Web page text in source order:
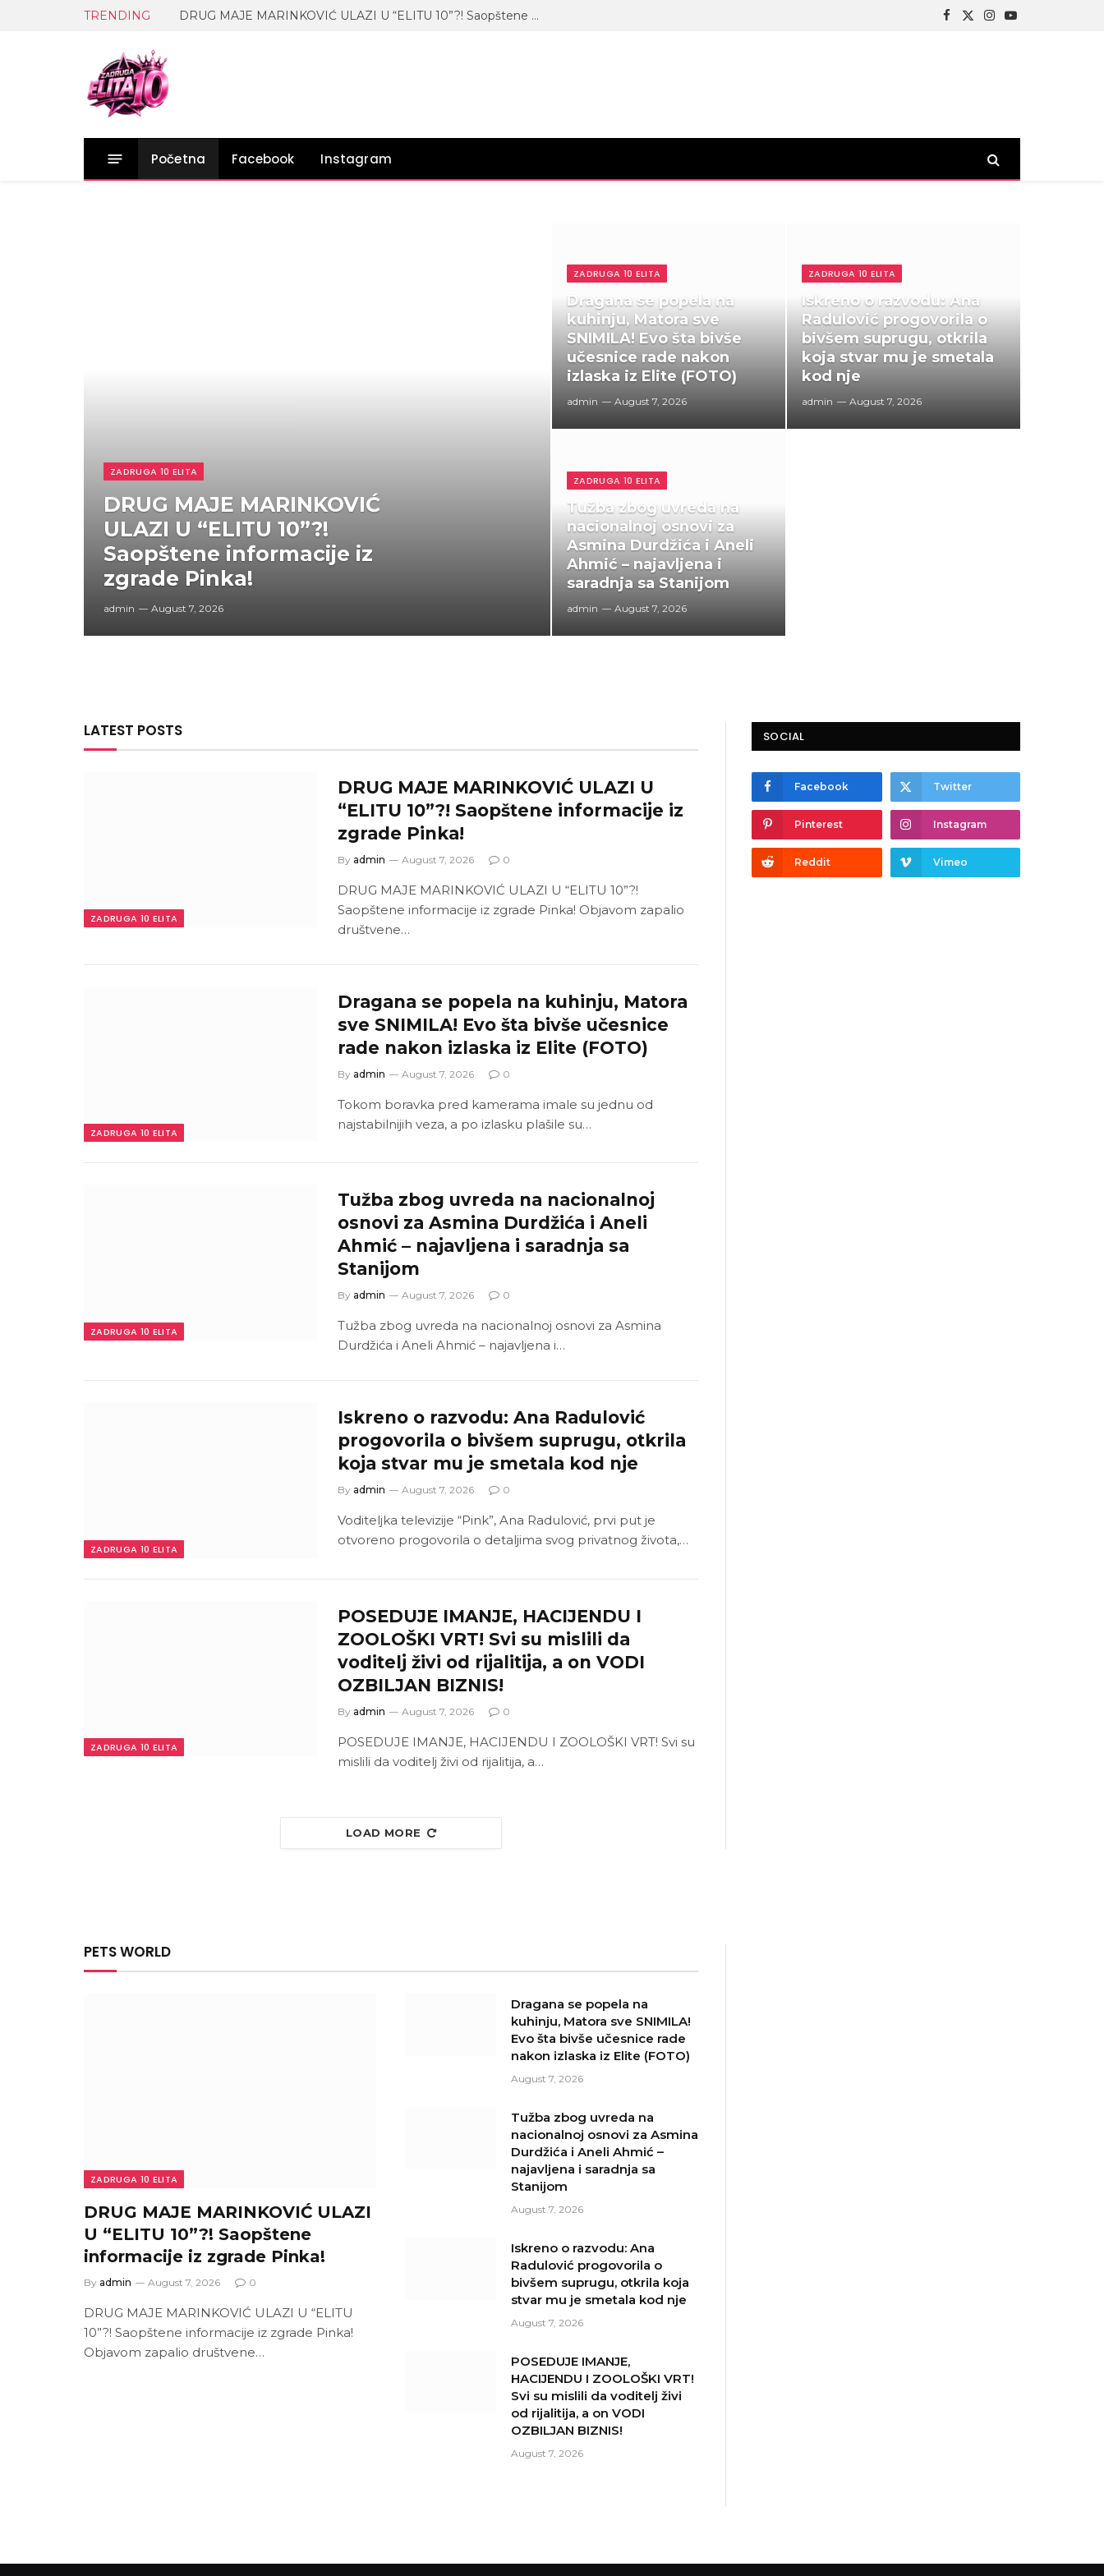
TRENDING DRUG MAJE MARINKOVIĆ ULAZI U “ELITU 10”?! Saopštene informacije iz zgrade Pinka! Facebook
X
Instagram
YouTube
Početna Facebook Instagram
ZADRUGA 10 ELITA
DRUG MAJE MARINKOVIĆ
ULAZI U “ELITU 10”?!
Saopštene informacije iz
zgrade Pinka!
admin August 7, 2026
ZADRUGA 10 ELITA
Dragana se popela na
kuhinju, Matora sve
SNIMILA! Evo šta bivše
učesnice rade nakon
izlaska iz Elite (FOTO)
admin August 7, 2026
ZADRUGA 10 ELITA
Tužba zbog uvreda na
nacionalnoj osnovi za
Asmina Durdžića i Aneli
Ahmić – najavljena i
saradnja sa Stanijom
admin August 7, 2026
ZADRUGA 10 ELITA
Iskreno o razvodu: Ana
Radulović progovorila o
bivšem suprugu, otkrila
koja stvar mu je smetala
kod nje
admin August 7, 2026
LATEST POSTS
ZADRUGA 10 ELITA
DRUG MAJE MARINKOVIĆ ULAZI U
“ELITU 10”?! Saopštene informacije iz
zgrade Pinka!
By admin August 7, 2026 0
DRUG MAJE MARINKOVIĆ ULAZI U “ELITU 10”?!
Saopštene informacije iz zgrade Pinka! Objavom zapalio
društvene…
ZADRUGA 10 ELITA
Dragana se popela na kuhinju, Matora
sve SNIMILA! Evo šta bivše učesnice
rade nakon izlaska iz Elite (FOTO)
By admin August 7, 2026 0
Tokom boravka pred kamerama imale su jednu od
najstabilnijih veza, a po izlasku plašile su…
ZADRUGA 10 ELITA
Tužba zbog uvreda na nacionalnoj
osnovi za Asmina Durdžića i Aneli
Ahmić – najavljena i saradnja sa
Stanijom
By admin August 7, 2026 0
Tužba zbog uvreda na nacionalnoj osnovi za Asmina
Durdžića i Aneli Ahmić – najavljena i…
ZADRUGA 10 ELITA
Iskreno o razvodu: Ana Radulović
progovorila o bivšem suprugu, otkrila
koja stvar mu je smetala kod nje
By admin August 7, 2026 0
Voditeljka televizije “Pink”, Ana Radulović, prvi put je
otvoreno progovorila o detaljima svog privatnog života,…
ZADRUGA 10 ELITA
POSEDUJE IMANJE, HACIJENDU I
ZOOLOŠKI VRT! Svi su mislili da
voditelj živi od rijalitija, a on VODI
OZBILJAN BIZNIS!
By admin August 7, 2026 0
POSEDUJE IMANJE, HACIJENDU I ZOOLOŠKI VRT! Svi su
mislili da voditelj živi od rijalitija, a…
LOAD MORE
SOCIAL
Facebook Twitter
Pinterest Instagram
Reddit Vimeo
PETS WORLD
ZADRUGA 10 ELITA
DRUG MAJE MARINKOVIĆ ULAZI
U “ELITU 10”?! Saopštene
informacije iz zgrade Pinka!
By admin August 7, 2026 0
DRUG MAJE MARINKOVIĆ ULAZI U “ELITU
10”?! Saopštene informacije iz zgrade Pinka!
Objavom zapalio društvene…
Dragana se popela na
kuhinju, Matora sve SNIMILA!
Evo šta bivše učesnice rade
nakon izlaska iz Elite (FOTO)
August 7, 2026
Tužba zbog uvreda na
nacionalnoj osnovi za Asmina
Durdžića i Aneli Ahmić –
najavljena i saradnja sa
Stanijom
August 7, 2026
Iskreno o razvodu: Ana
Radulović progovorila o
bivšem suprugu, otkrila koja
stvar mu je smetala kod nje
August 7, 2026
POSEDUJE IMANJE,
HACIJENDU I ZOOLOŠKI VRT!
Svi su mislili da voditelj živi
od rijalitija, a on VODI
OZBILJAN BIZNIS!
August 7, 2026